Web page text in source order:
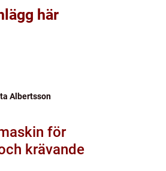
här
Albertsson
för
krävande